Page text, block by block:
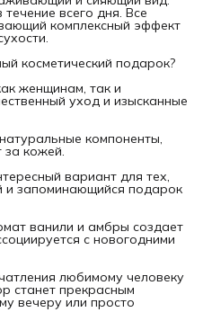
всего дня. Все
комплексный эффект
косметический подарок?
женщинам, так и
уход и изысканные
компоненты,
кожей.
вариант для тех,
и запоминающийся подарок
ванили и амбры создает
с новогодними
любимому человеку
станет прекрасным
вечеру или просто